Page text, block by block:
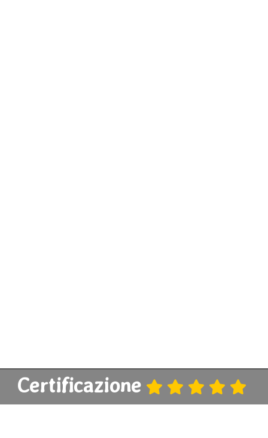
Certificazione